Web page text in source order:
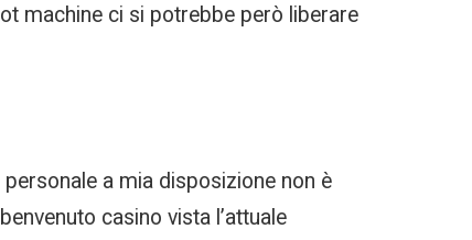
machine ci si potrebbe però liberare
a mia disposizione non è
casino vista l’attuale